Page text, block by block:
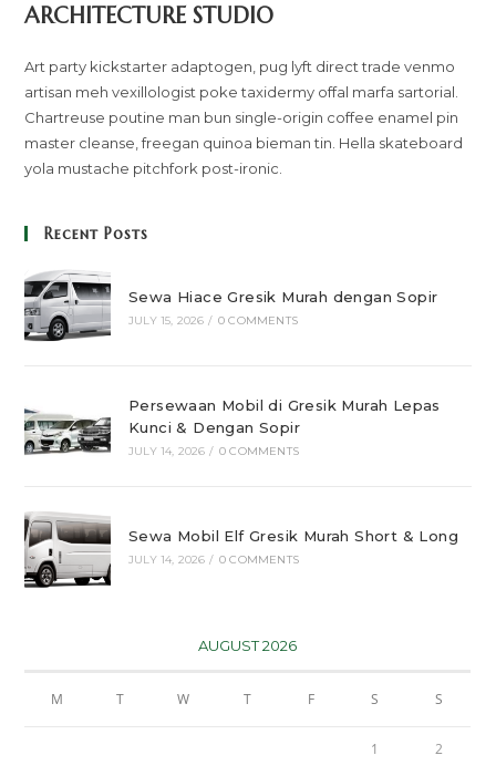
ARCHITECTURE STUDIO
Art party kickstarter adaptogen, pug lyft direct trade venmo
artisan meh vexillologist poke taxidermy offal marfa sartorial.
Chartreuse poutine man bun single-origin coffee enamel pin
master cleanse, freegan quinoa bieman tin. Hella skateboard
yola mustache pitchfork post-ironic.
Recent Posts
Sewa Hiace Gresik Murah dengan Sopir
JULY 15, 2026 / 0 COMMENTS
Persewaan Mobil di Gresik Murah Lepas
Kunci & Dengan Sopir
JULY 14, 2026 / 0 COMMENTS
Sewa Mobil Elf Gresik Murah Short & Long
JULY 14, 2026 / 0 COMMENTS
AUGUST 2026
M T W T F S S
1 2